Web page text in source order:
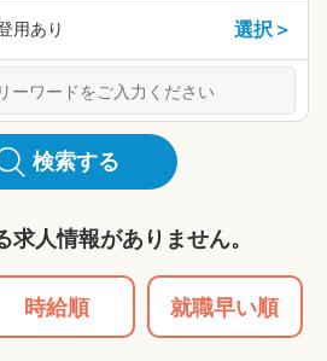
用あり 選択＞
検索する
人情報がありません。
時給順 就職早い順